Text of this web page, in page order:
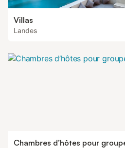
Villas
Landes
Chambres d’hôtes pour